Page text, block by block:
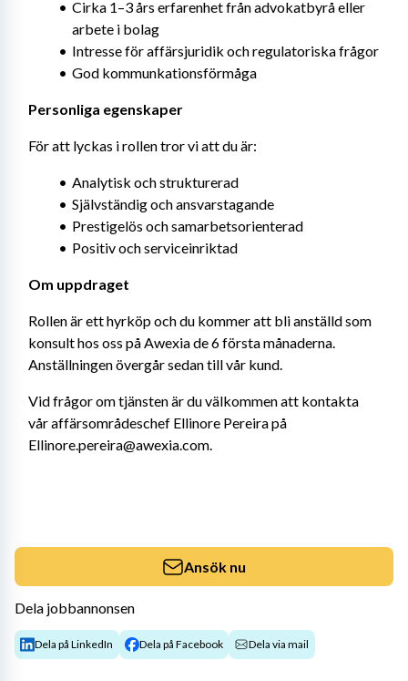
Cirka 1–3 års erfarenhet från advokatbyrå eller
arbete i bolag
Intresse för affärsjuridik och regulatoriska frågor
God kommunkationsförmåga
Personliga egenskaper
För att lyckas i rollen tror vi att du är:
Analytisk och strukturerad
Självständig och ansvarstagande
Prestigelös och samarbetsorienterad
Positiv och serviceinriktad
Om uppdraget
Rollen är ett hyrköp och du kommer att bli anställd som
konsult hos oss på Awexia de 6 första månaderna.
Anställningen övergår sedan till vår kund.
Vid frågor om tjänsten är du välkommen att kontakta
vår affärsområdeschef Ellinore Pereira på
Ellinore.pereira@awexia.com.
Ansök nu
Dela jobbannonsen
Dela på LinkedIn Dela på Facebook Dela via mail